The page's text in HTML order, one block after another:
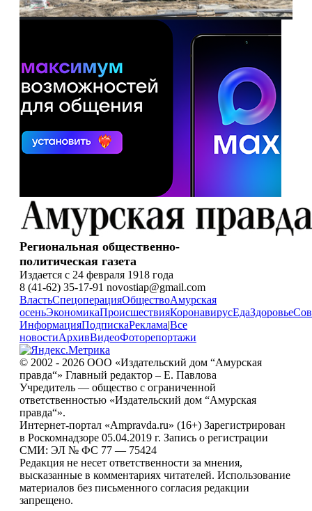
Региональная общественно-
политическая газета
Издается с 24 февраля 1918 года
8 (41-62) 35-17-91 novostiap@gmail.com
ВластьСпецоперацияОбществоАмурская
осеньЭкономикаПроисшествияКоронавирусЕдаЗдоровье
ИнформацияПодпискаРеклама|Все
новостиАрхивВидеоФоторепортажи
© 2002 - 2026 ООО «Издательский дом “Амурская
правда“» Главный редактор – Е. Павлова
Учредитель — общество с ограниченной
ответственностью «Издательский дом “Амурская
правда“».
Интернет-портал «Ampravda.ru» (16+) Зарегистрирован
в Роскомнадзоре 05.04.2019 г. Запись о регистрации
СМИ: ЭЛ № ФС 77 — 75424
Редакция не несет ответственности за мнения,
высказанные в комментариях читателей. Использование
материалов без письменного согласия редакции
запрещено.